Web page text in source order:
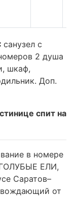
: санузел с
2 душа
шкаф,
Доп.
спит на
в номере
ГОЛУБЫЕ ЕЛИ,
Саратов–
от